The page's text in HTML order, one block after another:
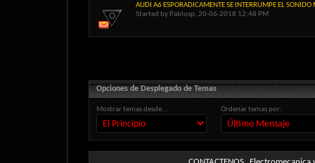
AUDI A6 ESPORADICAMENTE SE INTERRUMPE EL SONIDO
Started by Pablosp, 20-06-2018 12:48 PM
Opciones de Desplegado de Temas
Mostrar temas desde... Ordenar temas por: